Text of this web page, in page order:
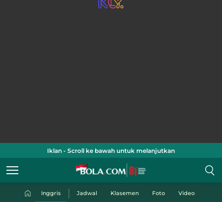
Iklan - Scroll ke bawah untuk melanjutkan
Inggris Jadwal Klasemen Foto Video